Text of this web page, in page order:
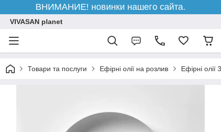
ВНИМАНИЕ! новинки нашего сайта.
VIVASAN planet
Товари та послуги Ефірні олії на розлив Ефірні олії